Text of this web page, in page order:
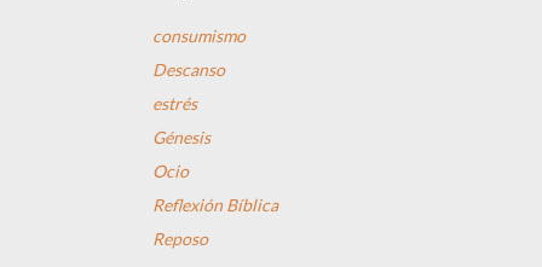
consumismo
Descanso
estrés
Génesis
Ocio
Reflexión Bíblica
Reposo